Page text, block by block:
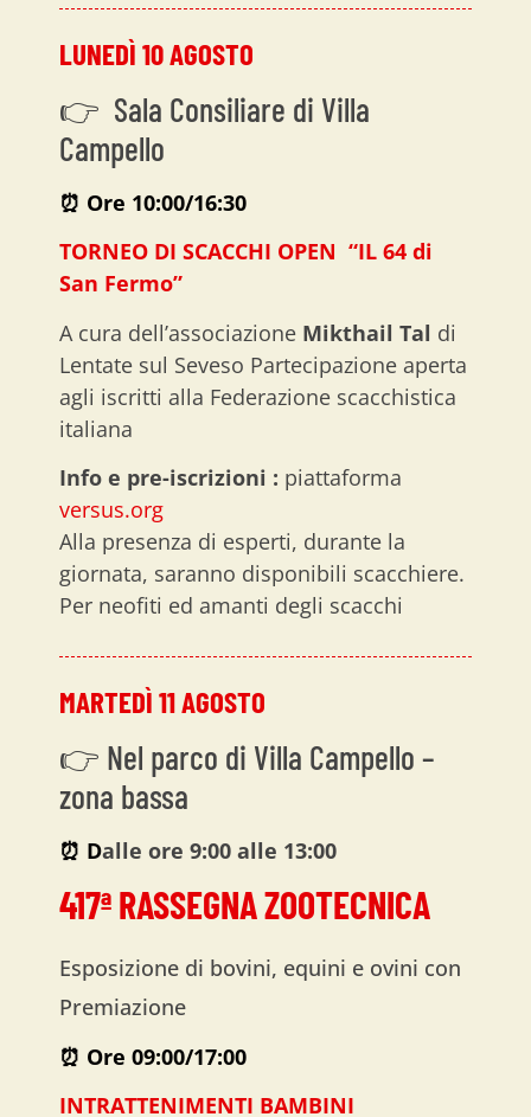
LUNEDÌ 10 AGOSTO
👉 Sala Consiliare di Villa
Campello
⏰ Ore 10:00/16:30
TORNEO DI SCACCHI OPEN “IL 64 di
San Fermo”
A cura dell’associazione Mikthail Tal di
Lentate sul Seveso Partecipazione aperta
agli iscritti alla Federazione scacchistica
italiana
Info e pre-iscrizioni : piattaforma
versus.org
Alla presenza di esperti, durante la
giornata, saranno disponibili scacchiere.
Per neofiti ed amanti degli scacchi
MARTEDÌ 11 AGOSTO
👉 Nel parco di Villa Campello –
zona bassa
⏰ Dalle ore 9:00 alle 13:00
417ª RASSEGNA ZOOTECNICA
Esposizione di bovini, equini e ovini con
Premiazione
⏰ Ore 09:00/17:00
INTRATTENIMENTI BAMBINI